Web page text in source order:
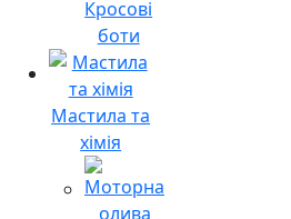
Кросові
боти
Мастила та
хімія